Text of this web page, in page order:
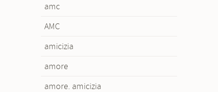
amc
AMC
amicizia
amore
amore. amicizia